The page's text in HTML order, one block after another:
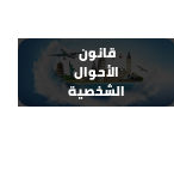
قانون
الأحوال
الشخصية